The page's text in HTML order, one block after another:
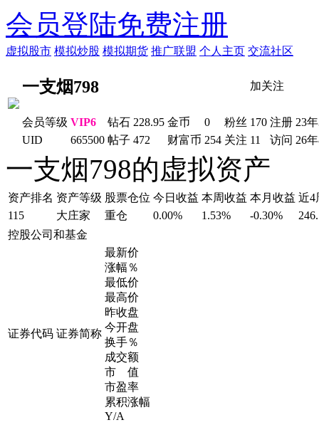
会员登陆免费注册
虚拟股市 模拟炒股 模拟期货 推广联盟 个人主页 交流社区
一支烟798 加关注
会员等级 VIP6 钻石 228.95 金币 0 粉丝 170 注册 23
UID
665500 帖子 472 财富币 254 关注 11 访问 26
一支烟798的虚拟资产
资产排名 资产等级 股票仓位 今日收益 本周收益 本月收益 近4
115
大庄家 重仓 0.00% 1.53% -0.30%
控股公司和基金
证券代码 证券简称
最新价
涨幅％
最低价
最高价
昨收盘
今开盘
换手％
成交额
市 值
市盈率
累积涨幅
Y/A